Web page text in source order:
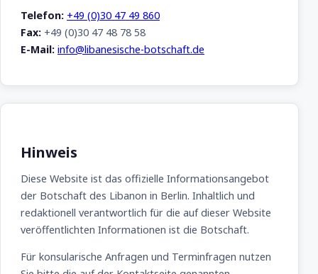
Telefon: +49 (0)30 47 49 860
Fax: +49 (0)30 47 48 78 58
E-Mail: info@libanesische-botschaft.de
Hinweis
Diese Website ist das offizielle Informationsangebot
der Botschaft des Libanon in Berlin. Inhaltlich und
redaktionell verantwortlich für die auf dieser Website
veröffentlichten Informationen ist die Botschaft.
Für konsularische Anfragen und Terminfragen nutzen